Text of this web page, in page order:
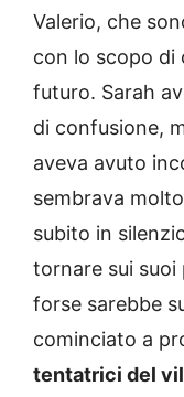
Valerio, che
con lo scopo di
futuro. Sarah
di confusione,
aveva avuto
sembrava
subito in
tornare sui suoi
forse sarebbe
cominciato a
tentatrici del